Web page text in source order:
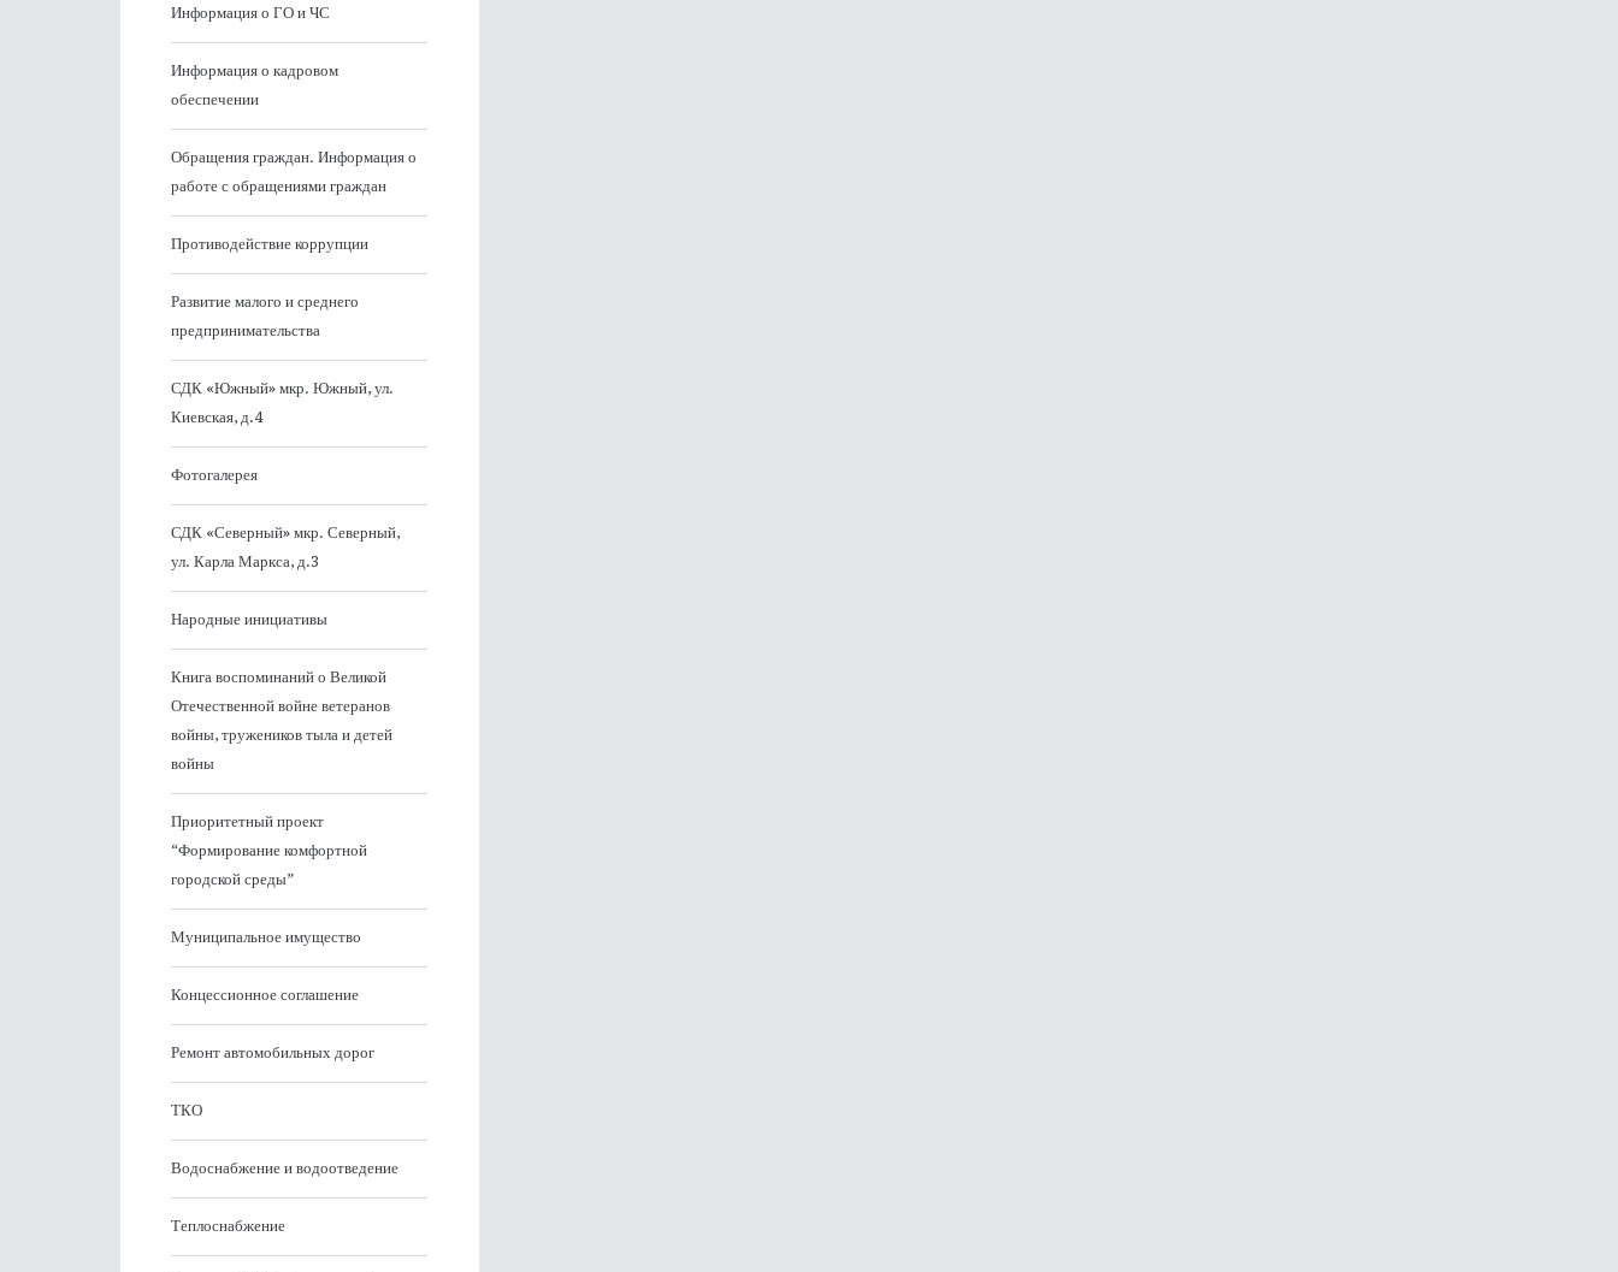
Информация о ГО и ЧС
Информация о кадровом
обеспечении
Обращения граждан. Информация о
работе с обращениями граждан
Противодействие коррупции
Развитие малого и среднего
предпринимательства
СДК «Южный» мкр. Южный, ул.
Киевская, д.4
Фотогалерея
СДК «Северный» мкр. Северный,
ул. Карла Маркса, д.3
Народные инициативы
Книга воспоминаний о Великой
Отечественной войне ветеранов
войны, тружеников тыла и детей
войны
Приоритетный проект
“Формирование комфортной
городской среды”
Муниципальное имущество
Концессионное соглашение
Ремонт автомобильных дорог
ТКО
Водоснабжение и водоотведение
Теплоснабжение